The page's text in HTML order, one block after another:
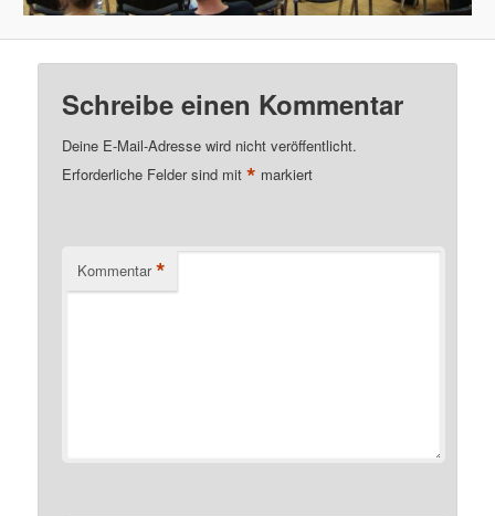
Schreibe einen Kommentar
Deine E-Mail-Adresse wird nicht veröffentlicht.
Erforderliche Felder sind mit* markiert
Kommentar *